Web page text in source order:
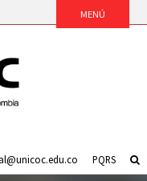
PQRS